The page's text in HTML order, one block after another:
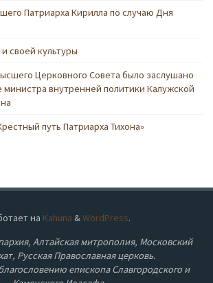
Патриарха Кирилла по случаю Дня
своей культуры
Церковного Совета было заслушано
внутренней политики Калужской
путь Патриарха Тихона»
на Kahuna &WordPress.
Алтайская митрополия, Московский
Русская Православная церковь.
епископа Славгородского и